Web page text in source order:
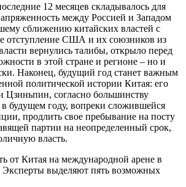
12 месяцев складывалось для
между Россией и Западом
сближению китайских властей с
отступление США и их союзников из
вернулись талибы, открыло перед
в этой стране и регионе – но и
Наконец, будущий год станет важным
политической истории Китая: его
согласно большинству
будущем году, вопреки сложившейся
продлить свое пребывание на посту
партии на неопределенный срок,
власть.
от Китая на международной арене в
выделяют пять возможных